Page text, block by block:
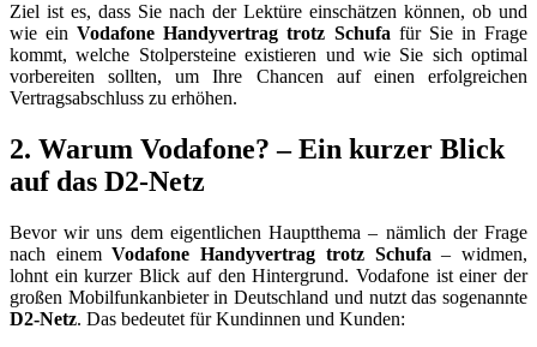
Ziel ist es, dass Sie nach der Lektüre einschätzen können, ob und
wie einVodafone Handyvertrag trotz Schufa für Sie in Frage
kommt, welche Stolpersteine existieren und wie Sie sich optimal
vorbereiten sollten, um Ihre Chancen auf einen erfolgreichen
Vertragsabschluss zu erhöhen.
2. Warum Vodafone? – Ein kurzer Blick
auf das D2-Netz
Bevor wir uns dem eigentlichen Hauptthema – nämlich der Frage
nach einemVodafone Handyvertrag trotz Schufa – widmen,
lohnt ein kurzer Blick auf den Hintergrund. Vodafone ist einer der
großen Mobilfunkanbieter in Deutschland und nutzt das sogenannte
D2-Netz. Das bedeutet für Kundinnen und Kunden: